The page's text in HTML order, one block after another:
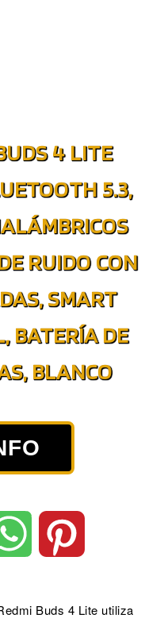
4 LITE
5.3,
RUIDO CON
SMART
BATERÍA DE
BLANCO
Buds 4 Lite utiliza